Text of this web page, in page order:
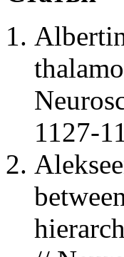
1127-